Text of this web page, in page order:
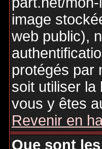
image
web public),
protégés par
soit utiliser la
vous y êtes
Revenir en
Que sont